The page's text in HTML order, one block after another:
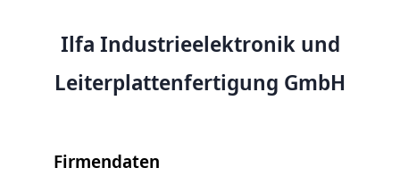
Ilfa Industrieelektronik und
Leiterplattenfertigung GmbH
Firmendaten